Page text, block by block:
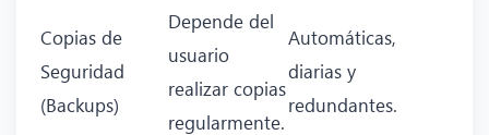
Copias de
Seguridad
(Backups)
Depende del
usuario
realizar copias
regularmente.
Automáticas,
diarias y
redundantes.